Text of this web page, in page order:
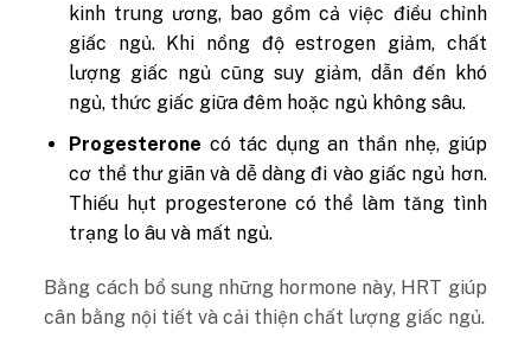
kinh trung ương, bao gồm cả việc điều chỉnh
giấc ngủ. Khi nồng độ estrogen giảm, chất
lượng giấc ngủ cũng suy giảm, dẫn đến khó
ngủ, thức giấc giữa đêm hoặc ngủ không sâu.
Progesterone có tác dụng an thần nhẹ, giúp
cơ thể thư giãn và dễ dàng đi vào giấc ngủ hơn.
Thiếu hụt progesterone có thể làm tăng tình
trạng lo âu và mất ngủ.
Bằng cách bổ sung những hormone này, HRT giúp
cân bằng nội tiết và cải thiện chất lượng giấc ngủ.